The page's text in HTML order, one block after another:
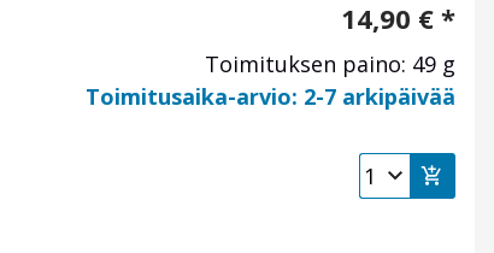
14,90 € *
Toimituksen paino: 49 g
Toimitusaika-arvio: 2-7 arkipäivää